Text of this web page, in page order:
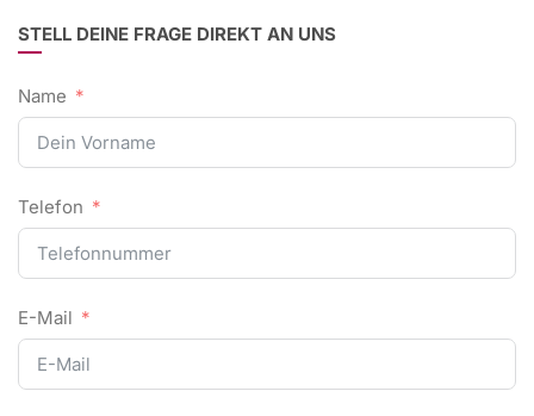
STELL DEINE FRAGE DIREKT AN UNS
Name
Telefon
E-Mail